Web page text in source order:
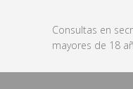
Consultas en
mayores de 18